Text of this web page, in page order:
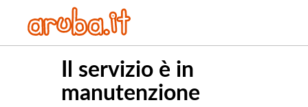
Il servizio è in
manutenzione